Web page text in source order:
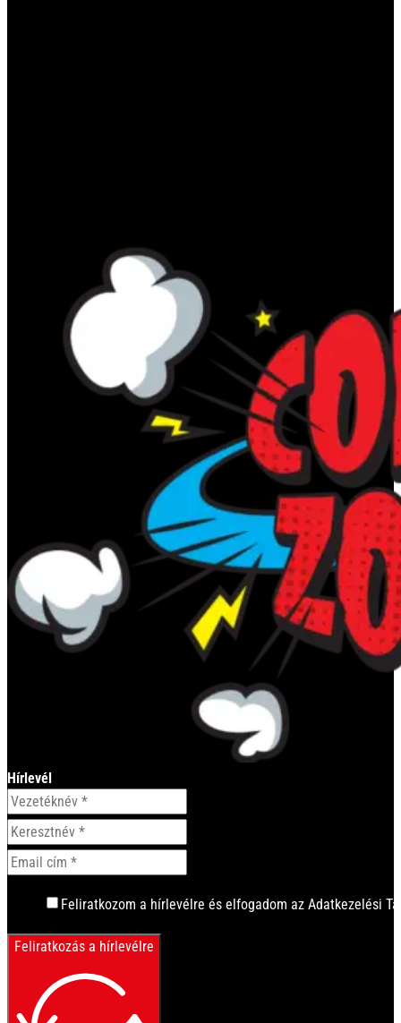
Hírlevél
Feliratkozom a hírlevélre és elfogadom az Adatkezelési
Feliratkozás a hírlevélre